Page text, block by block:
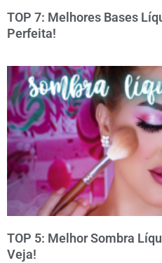
TOP 7: Melhores Bases
Perfeita!
TOP 5: Melhor Sombra
Veja!